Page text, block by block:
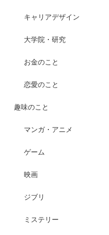
キャリアデザイン
大学院・研究
お金のこと
恋愛のこと
趣味のこと
マンガ・アニメ
ゲーム
映画
ジブリ
ミステリー